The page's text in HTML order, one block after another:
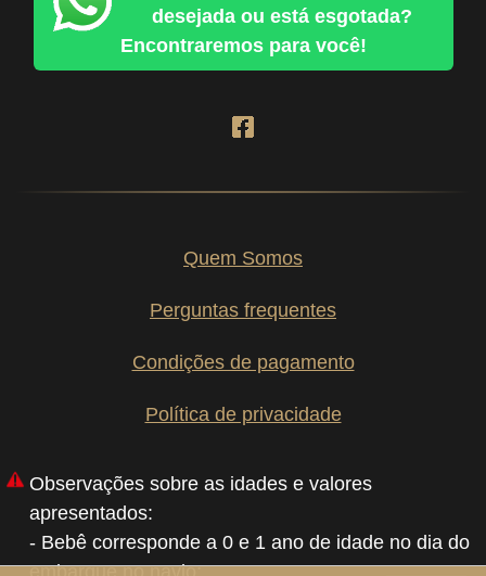
desejada ou está esgotada?
Encontraremos para você!
Quem Somos
Perguntas frequentes
Condições de pagamento
Política de privacidade
Observações sobre as idades e valores
apresentados:
- Bebê corresponde a 0 e 1 ano de idade no dia do
embarque no navio;